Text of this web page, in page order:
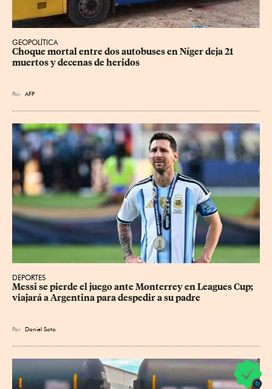
GEOPOLÍTICA
Choque mortal entre dos autobuses en Níger deja 21
muertos y decenas de heridos
Por AFP
DEPORTES
Messi se pierde el juego ante Monterrey en Leagues Cup;
viajará a Argentina para despedir a su padre
Por Daniel Soto